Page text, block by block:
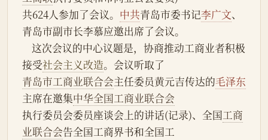
共624人参加了会议。 中共青岛市委书记李广文、
青岛市副市长李慕应邀出席了会议。
接受社会主义改造。会议听取了
青岛市工商业联合会主任委员黄元吉传达的毛泽东
主席在邀集中华全国工商业联合会
执行委员会委员座谈会上的讲话(记录)、全国工商
业联合会告全国工商界书和全国工